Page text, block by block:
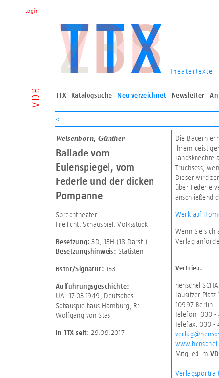
VDB
Theatertexte
TTX Katalogsuche Neu verzeichnet Newsletter
Login
<
Weisenborn, Günther
Ballade vom
Eulenspiegel, vom
Federle und der dicken
Pompanne
Sprechtheater
Freilicht, Schauspiel, Volksstück
Besetzung: 3D 15H (18 Darst.)
Besetzungshinweis: Statisten
Bstnr/Signatur: 133
Aufführungsgeschichte:
UA: 17.03.1949, Deutsches
Schauspielhaus Hamburg, R:
Wolfgang von Stas
In TTX seit: 29.09.2017
Die Bauern
ihrem
Landsknechte
Truchsess,
Dieser wird
über Federle
anschließend
Werk auf
Wenn Sie sich
Verlag
Vertrieb:
henschel
Lausitzer Platz
10997 Berlin
Telefon: 030 -
Telefax: 030 -
Mitglied im